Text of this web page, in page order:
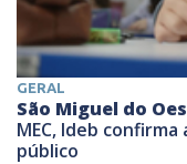
GERAL
São Miguel do
MEC, Ideb
público